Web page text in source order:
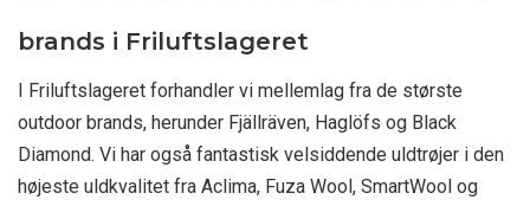
brands i Friluftslageret
I Friluftslageret forhandler vi mellemlag fra de største
outdoor brands, herunder Fjällräven, Haglöfs og Black
Diamond. Vi har også fantastisk velsiddende uldtrøjer i den
højeste uldkvalitet fra Aclima, Fuza Wool, SmartWool og